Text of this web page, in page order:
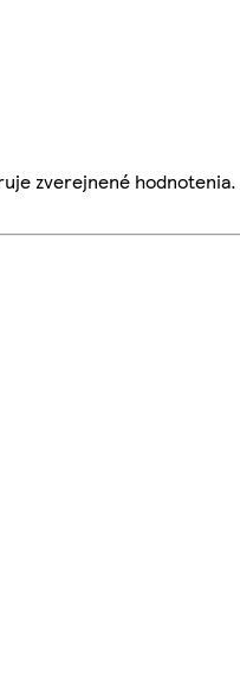
zverejnené hodnotenia.